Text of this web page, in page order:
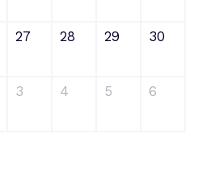
27 28 29 30
3 4 5 6